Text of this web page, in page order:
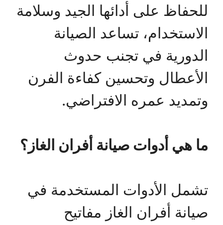
للحفاظ على أدائها الجيد وسلامة
الاستخدام، تساعد الصيانة
الدورية في تجنب حدوث
الأعطال وتحسين كفاءة الفرن
وتمديد عمره الافتراضي.
ما هي أدوات صيانة أفران الغاز؟
تشمل الأدوات المستخدمة في
صيانة أفران الغاز مفاتيح